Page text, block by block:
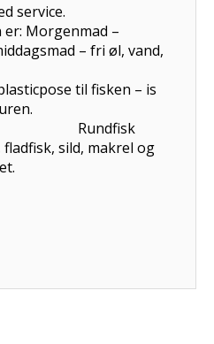
service.
Morgenmad –
– fri øl, vand,
på turen.
til fisken – is
til hjemturen.
sild, makrel og